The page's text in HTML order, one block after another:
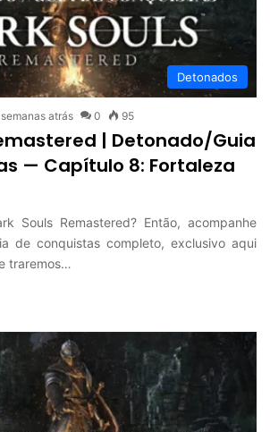
Detonados
atrás 0 95
| Detonado/Guia
— Capítulo 8: Fortaleza
Souls Remastered? Então, acompanhe
de conquistas completo, exclusivo aqui
traremos…